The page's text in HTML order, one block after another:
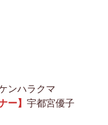
ンハラクマ
ー】 宇都宮優子